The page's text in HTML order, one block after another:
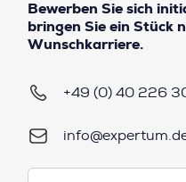
Bewerben Sie sich
bringen Sie ein Stück
Wunschkarriere.
+49 (0) 40 226
Anrede